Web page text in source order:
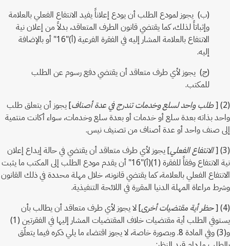
(ب) يجوز لمودع الطلب أن يودع إعلاناً يفيد الانتفاع الفعلي بالعلامة
وإثباتاً لذلك، كما يقتضي قانون الطرف المتعاقد، بدلاً من إعلان نية
الانتفاع بالعلامة المشار إليه في الفقرة الفرعية (أ)"16" أو بالإضافة
إليه.
(ج) يجوز لأي طرف متعاقد أن يقتضي دفع رسوم عن الطلب
للمكتب.
(2) [
طلب واحد لسلع وخدمات تندرج في عدة أصناف] يجوز أن يتعلق طلب
واحد بذاته بعدة سلع أو خدمات أو بعدة سلع وخدمات، سواء أكانت منتمية
إلى صنف واحد أو عدة أصناف من تصنيف نيس.
(3) [
الانتفاع الفعلي] يجوز لأي طرف متعاقد أن يقتضي في حالة إيداع إعلان
نية الانتفاع وفقاً للفقرة (1)(أ)"16" أن يقدم مودع الطلب إلى المكتب ما يثبت
الانتفاع الفعلي بالعلامة، كما يقتضي قانونه، خلال مهلة محددة في ذلك القانون
وشرط مراعاة المهلة الدنيا المقررة في اللائحة التنفيذية.
(4) [
حظر أية مقتضيات أخرى] لا يجوز لأي طرف متعاقد أن يطالب بأن
يستوفي الطلب أية مقتضيات خلاف المقتضيات المشار إليها في الفقرتين (1)
و(3) وفي المادة 8. وبصورة خاصة، لا يجوز اقتضاء ما يلي ذكره فيما يتعلّق